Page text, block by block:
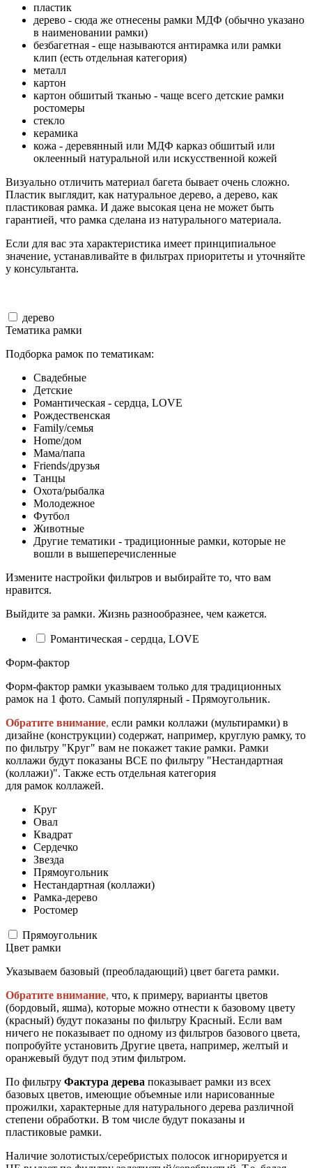
пластик
дерево - сюда же отнесены рамки МДФ (обычно указано
в наименовании рамки)
безбагетная - еще называются антирамка или рамки
клип (есть отдельная категория)
металл
картон
картон обшитый тканью - чаще всего детские рамки
ростомеры
стекло
керамика
кожа - деревянный или МДФ карказ обшитый или
оклеенный натуральной или искусственной кожей
Визуально отличить материал багета бывает очень сложно.
Пластик выглядит, как натуральное дерево, а дерево, как
пластиковая рамка. И даже высокая цена не может быть
гарантией, что рамка сделана из натурального материала.
Если для вас эта характеристика имеет принципиальное
значение, устанавливайте в фильтрах приоритеты и уточняйте
у консультанта.
дерево
Тематика рамки
Подборка рамок по тематикам:
Свадебные
Детские
Романтическая - сердца, LOVE
Рождественская
Family/семья
Home/дом
Мама/папа
Friends/друзья
Танцы
Охота/рыбалка
Молодежное
Футбол
Животные
Другие тематики - традиционные рамки, которые не
вошли в вышеперечисленные
Измените настройки фильтров и выбирайте то, что вам
нравится.
Выйдите за рамки. Жизнь разнообразнее, чем кажется.
Романтическая - сердца, LOVE
Форм-фактор
Форм-фактор рамки указываем только для традиционных
рамок на 1 фото. Самый популярный - Прямоугольник.
Обратите внимание, если рамки коллажи (мультирамки) в
дизайне (конструкции) содержат, например, круглую рамку, то
по фильтру "Круг" вам не покажет такие рамки. Рамки
коллажи будут показаны ВСЕ по фильтру "Нестандартная
(коллажи)". Также есть отдельная категория
для рамок коллажей.
Круг
Овал
Квадрат
Сердечко
Звезда
Прямоугольник
Нестандартная (коллажи)
Рамка-дерево
Ростомер
Прямоугольник
Цвет рамки
Указываем базовый (преобладающий) цвет багета рамки.
Обратите внимание, что, к примеру, варианты цветов
(бордовый, яшма), которые можно отнести к базовому цвету
(красный) будут показаны по фильтру Красный. Если вам
ничего не показывает по одному из фильтров базового цвета,
попробуйте установить Другие цвета, например, желтый и
оранжевый будут под этим фильтром.
По фильтру Фактура дерева показывает рамки из всех
базовых цветов, имеющие объемные или нарисованные
прожилки, характерные для натурального дерева различной
степени обработки. В том числе будут показаны и
пластиковые рамки.
Наличие золотистых/серебристых полосок игнорируется и